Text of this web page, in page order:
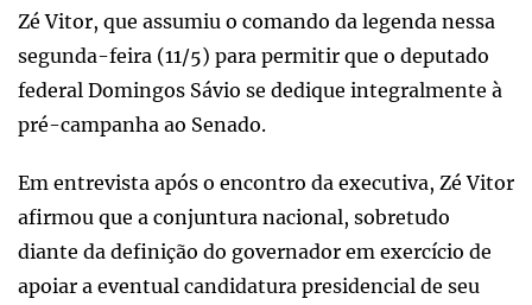
Zé Vitor, que assumiu o comando da legenda nessa
segunda-feira (11/5) para permitir que o deputado
federal Domingos Sávio se dedique integralmente à
pré-campanha ao Senado.
Em entrevista após o encontro da executiva, Zé Vitor
afirmou que a conjuntura nacional, sobretudo
diante da definição do governador em exercício de
apoiar a eventual candidatura presidencial de seu